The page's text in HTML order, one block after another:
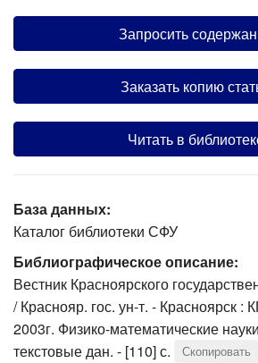
Запросить
Заказать копию
Читать в
База данных:
Каталог библиотеки СФУ
Библиографическое описание:
Вестник Красноярского
/ Краснояр. гос. ун-т. - Красноярск :
2003г. Физико-математические
текстовые дан. - [110] с.
Скопировать